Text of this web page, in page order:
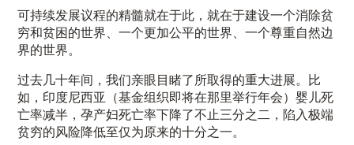
可持续发展议程的精髓就在于此，就在于建设一个消除贫
穷和贫困的世界、一个更加公平的世界、一个尊重自然边
界的世界。
过去几十年间，我们亲眼目睹了所取得的重大进展。比
如，印度尼西亚（基金组织即将在那里举行年会）婴儿死
亡率减半，孕产妇死亡率下降了不止三分之二，陷入极端
贫穷的风险降低至仅为原来的十分之一。